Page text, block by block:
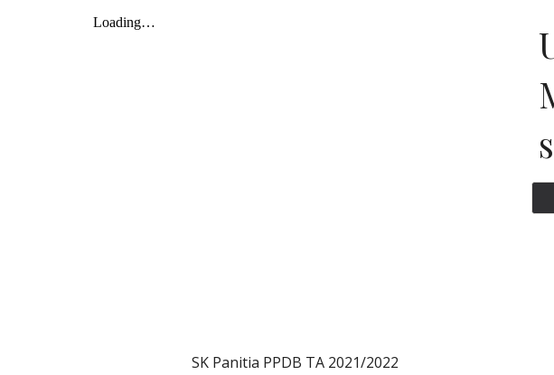
SK Panitia PPDB TA 2021/2022